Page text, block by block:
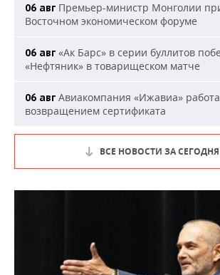
06 авг Премьер-министр Монголии
Восточном экономическом форуме
06 авг «Ак Барс» в серии буллитов
«Нефтяник» в товарищеском матче
06 авг Авиакомпания «Ижавиа»
возвращением сертификата
ВСЕ НОВОСТИ ЗА СЕГОДНЯ